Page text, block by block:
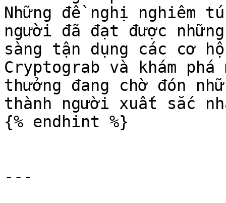
Những đề nghị nghiêm
người đã đạt được
sàng tận dụng các cơ
Cryptograb và khám
thưởng đang chờ đón
thành người xuất sắc
{% endhint %}
---